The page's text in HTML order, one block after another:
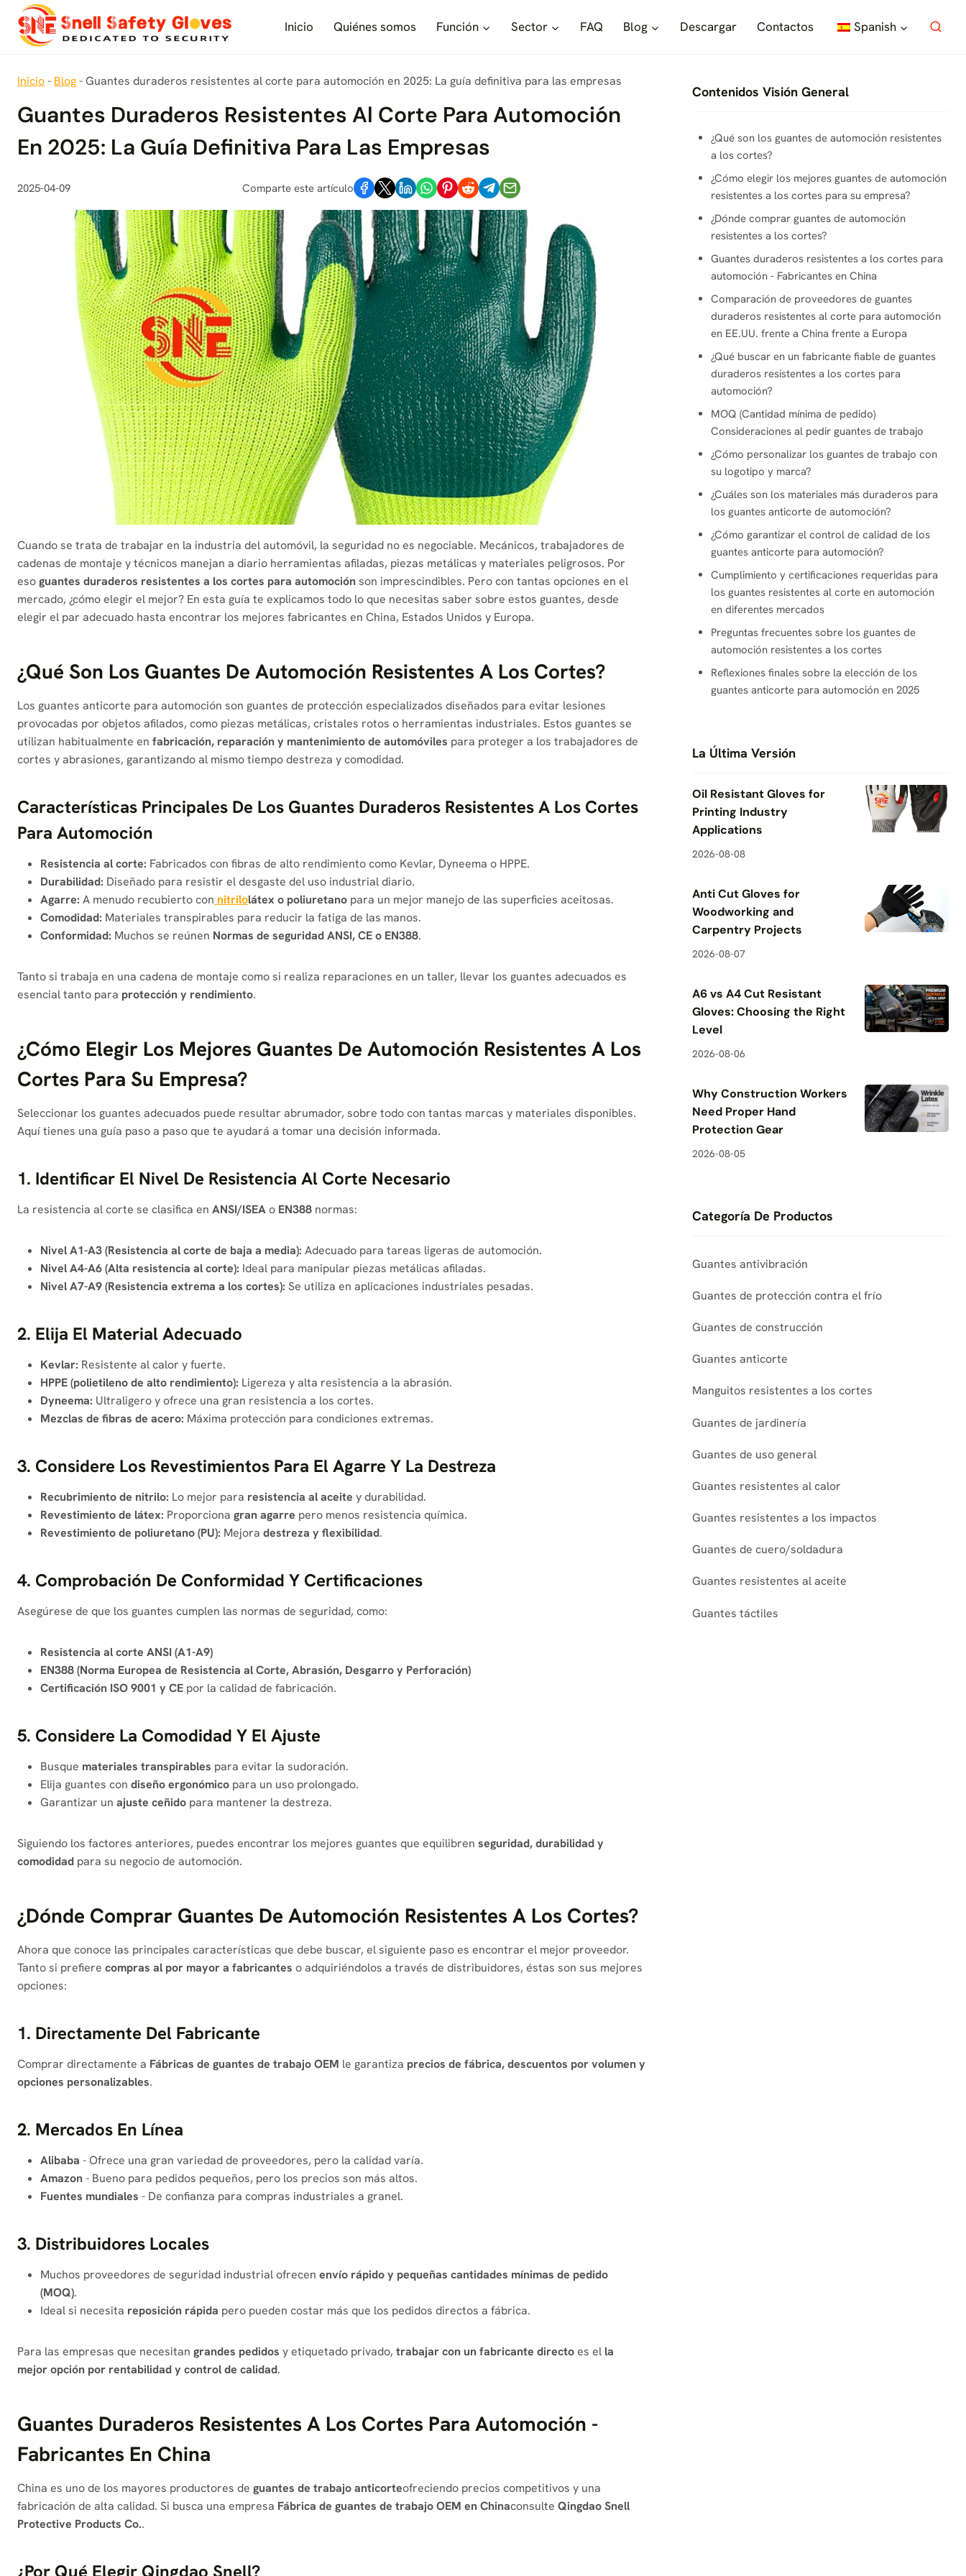
Saltar
contenido
Inicio Quiénes somos Función Sector FAQ Blog Descargar Contactos Spanish
Inicio- Blog-Guantes duraderos resistentes al corte para automoción en 2025: La guía definitiva para las empresas
Guantes Duraderos Resistentes Al Corte Para Automoción
En 2025: La Guía Definitiva Para Las Empresas
2025-04-09 Comparte este artículo
Cuando se trata de trabajar en la industria del automóvil, la seguridad no es negociable. Mecánicos, trabajadores de
cadenas de montaje y técnicos manejan a diario herramientas afiladas, piezas metálicas y materiales peligrosos. Por
esoguantes duraderos resistentes a los cortes para automociónson imprescindibles. Pero con tantas opciones en el
mercado, ¿cómo elegir el mejor? En esta guía te explicamos todo lo que necesitas saber sobre estos guantes, desde
elegir el par adecuado hasta encontrar los mejores fabricantes en China, Estados Unidos y Europa.
¿Qué Son Los Guantes De Automoción Resistentes A Los Cortes?
Los guantes anticorte para automoción son guantes de protección especializados diseñados para evitar lesiones
provocadas por objetos afilados, como piezas metálicas, cristales rotos o herramientas industriales. Estos guantes se
utilizan habitualmente en fabricación, reparación y mantenimiento de automóviles para proteger a los trabajadores de
cortes y abrasiones, garantizando al mismo tiempo destreza y comodidad.
Características Principales De Los Guantes Duraderos Resistentes A Los Cortes
Para Automoción
Resistencia al corte: Fabricados con fibras de alto rendimiento como Kevlar, Dyneema o HPPE.
Durabilidad: Diseñado para resistir el desgaste del uso industrial diario.
Agarre: A menudo recubierto con nitrilolátex o poliuretano para un mejor manejo de las superficies aceitosas.
Comodidad: Materiales transpirables para reducir la fatiga de las manos.
Conformidad: Muchos se reúnen Normas de seguridad ANSI, CE o EN388.
Tanto si trabaja en una cadena de montaje como si realiza reparaciones en un taller, llevar los guantes adecuados es
esencial tanto para protección y rendimiento.
¿Cómo Elegir Los Mejores Guantes De Automoción Resistentes A Los
Cortes Para Su Empresa?
Seleccionar los guantes adecuados puede resultar abrumador, sobre todo con tantas marcas y materiales disponibles.
Aquí tienes una guía paso a paso que te ayudará a tomar una decisión informada.
1. Identificar El Nivel De Resistencia Al Corte Necesario
La resistencia al corte se clasifica en ANSI/ISEAo EN388 normas:
Nivel A1-A3 (Resistencia al corte de baja a media): Adecuado para tareas ligeras de automoción.
Nivel A4-A6 (Alta resistencia al corte): Ideal para manipular piezas metálicas afiladas.
Nivel A7-A9 (Resistencia extrema a los cortes): Se utiliza en aplicaciones industriales pesadas.
2. Elija El Material Adecuado
Kevlar: Resistente al calor y fuerte.
HPPE (polietileno de alto rendimiento): Ligereza y alta resistencia a la abrasión.
Dyneema: Ultraligero y ofrece una gran resistencia a los cortes.
Mezclas de fibras de acero: Máxima protección para condiciones extremas.
3. Considere Los Revestimientos Para El Agarre Y La Destreza
Recubrimiento de nitrilo: Lo mejor para resistencia al aceite y durabilidad.
Revestimiento de látex: Proporciona gran agarre pero menos resistencia química.
Revestimiento de poliuretano (PU): Mejora destreza y flexibilidad.
4. Comprobación De Conformidad Y Certificaciones
Asegúrese de que los guantes cumplen las normas de seguridad, como:
Resistencia al corte ANSI (A1-A9)
EN388 (Norma Europea de Resistencia al Corte, Abrasión, Desgarro y Perforación)
Certificación ISO 9001 y CE por la calidad de fabricación.
5. Considere La Comodidad Y El Ajuste
Busque materiales transpirables para evitar la sudoración.
Elija guantes con diseño ergonómico para un uso prolongado.
Garantizar un ajuste ceñido para mantener la destreza.
Siguiendo los factores anteriores, puedes encontrar los mejores guantes que equilibren seguridad, durabilidad y
comodidad para su negocio de automoción.
¿Dónde Comprar Guantes De Automoción Resistentes A Los Cortes?
Ahora que conoce las principales características que debe buscar, el siguiente paso es encontrar el mejor proveedor.
Tanto si prefiere compras al por mayor a fabricantes o adquiriéndolos a través de distribuidores, éstas son sus mejores
opciones:
1. Directamente Del Fabricante
Comprar directamente a Fábricas de guantes de trabajo OEM le garantiza precios de fábrica, descuentos por volumen y
opciones personalizables.
2. Mercados En Línea
Alibaba - Ofrece una gran variedad de proveedores, pero la calidad varía.
Amazon- Bueno para pedidos pequeños, pero los precios son más altos.
Fuentes mundiales - De confianza para compras industriales a granel.
3. Distribuidores Locales
Muchos proveedores de seguridad industrial ofrecen envío rápido y pequeñas cantidades mínimas de pedido
(MOQ).
Ideal si necesita reposición rápida pero pueden costar más que los pedidos directos a fábrica.
Para las empresas que necesitan grandes pedidos y etiquetado privado, trabajar con un fabricante directoes el la
mejor opción por rentabilidad y control de calidad.
Guantes Duraderos Resistentes A Los Cortes Para Automoción -
Fabricantes En China
China es uno de los mayores productores de guantes de trabajo anticorteofreciendo precios competitivos y una
fabricación de alta calidad. Si busca una empresa Fábrica de guantes de trabajo OEM en Chinaconsulte Qingdao Snell
Protective Products Co..
¿Por Qué Elegir Qingdao Snell?
Contenidos Visión General
¿Qué son los guantes de automoción resistentes
a los cortes?
¿Cómo elegir los mejores guantes de automoción
resistentes a los cortes para su empresa?
¿Dónde comprar guantes de automoción
resistentes a los cortes?
Guantes duraderos resistentes a los cortes para
automoción - Fabricantes en China
Comparación de proveedores de guantes
duraderos resistentes al corte para automoción
en EE.UU. frente a China frente a Europa
¿Qué buscar en un fabricante fiable de guantes
duraderos resistentes a los cortes para
automoción?
MOQ (Cantidad mínima de pedido)
Consideraciones al pedir guantes de trabajo
¿Cómo personalizar los guantes de trabajo con
su logotipo y marca?
¿Cuáles son los materiales más duraderos para
los guantes anticorte de automoción?
¿Cómo garantizar el control de calidad de los
guantes anticorte para automoción?
Cumplimiento y certificaciones requeridas para
los guantes resistentes al corte en automoción
en diferentes mercados
Preguntas frecuentes sobre los guantes de
automoción resistentes a los cortes
Reflexiones finales sobre la elección de los
guantes anticorte para automoción en 2025
La Última Versión
Oil Resistant Gloves for
Printing Industry
Applications
2026-08-08
Anti Cut Gloves for
Woodworking and
Carpentry Projects
2026-08-07
A6 vs A4 Cut Resistant
Gloves: Choosing the Right
Level
2026-08-06
Why Construction Workers
Need Proper Hand
Protection Gear
2026-08-05
Categoría De Productos
Guantes antivibración
Guantes de protección contra el frío
Guantes de construcción
Guantes anticorte
Manguitos resistentes a los cortes
Guantes de jardinería
Guantes de uso general
Guantes resistentes al calor
Guantes resistentes a los impactos
Guantes de cuero/soldadura
Guantes resistentes al aceite
Guantes táctiles